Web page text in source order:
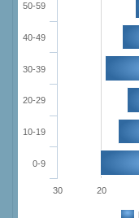
0-9
10-19
20-29
30-39
40-49
50-59
30 20